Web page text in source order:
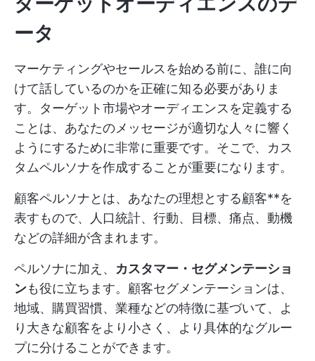
ータ
マーケティングやセールスを始める前に、誰に向
けて話しているのかを正確に知る必要がありま
す。ターゲット市場やオーディエンスを定義する
ことは、あなたのメッセージが適切な人々に響く
ようにするために非常に重要です。そこで、カス
タムペルソナを作成することが重要になります。
顧客ペルソナとは、あなたの理想とする顧客**を
表すもので、人口統計、行動、目標、痛点、動機
などの詳細が含まれます。
ペルソナに加え、 カスタマー・セグメンテーショ
ンも役に立ちます。顧客セグメンテーションは、
地域、購買習慣、業種などの特徴に基づいて、よ
り大きな顧客をより小さく、より具体的なグルー
プに分けることができます。